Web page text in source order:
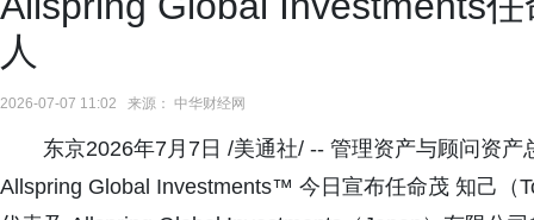
人
2026-07-07 11:02 来源： 中华财经网
东京2026年7月7日 /美通社/ -- 管理资产与顾问资
Allspring Global Investments™ 今日宣布任命茂 知己（